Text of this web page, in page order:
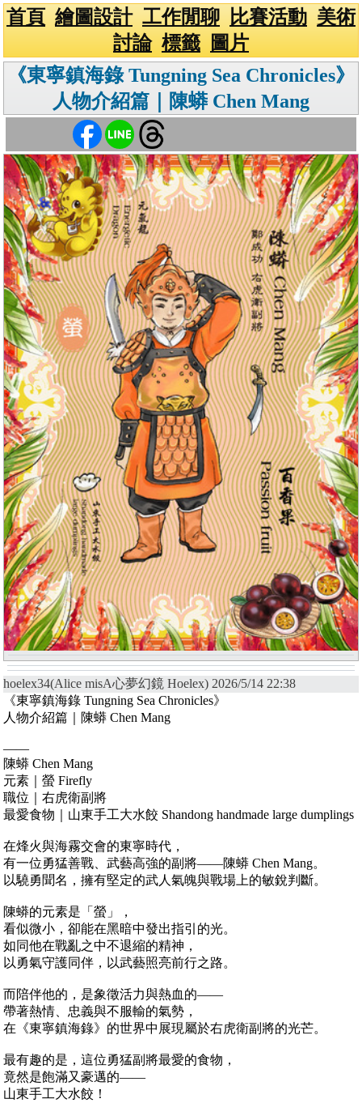
首頁 繪圖設計 工作閒聊 比賽活動 美術
討論 標籤
圖片
《東寧鎮海錄 Tungning Sea Chronicles》
人物介紹篇｜陳蟒 Chen Mang
hoelex34(Alice misA心夢幻鏡 Hoelex) 2026/5/14 22:38
《東寧鎮海錄 Tungning Sea Chronicles》
人物介紹篇｜陳蟒 Chen Mang
——
陳蟒 Chen Mang
元素｜螢 Firefly
職位｜右虎衛副將
最愛食物｜山東手工大水餃 Shandong handmade large dumplings
在烽火與海霧交會的東寧時代，
有一位勇猛善戰、武藝高強的副將——陳蟒 Chen Mang。
以驍勇聞名，擁有堅定的武人氣魄與戰場上的敏銳判斷。
陳蟒的元素是「螢」，
看似微小，卻能在黑暗中發出指引的光。
如同他在戰亂之中不退縮的精神，
以勇氣守護同伴，以武藝照亮前行之路。
而陪伴他的，是象徵活力與熱血的——
帶著熱情、忠義與不服輸的氣勢，
在《東寧鎮海錄》的世界中展現屬於右虎衛副將的光芒。
最有趣的是，這位勇猛副將最愛的食物，
竟然是飽滿又豪邁的——
山東手工大水餃！